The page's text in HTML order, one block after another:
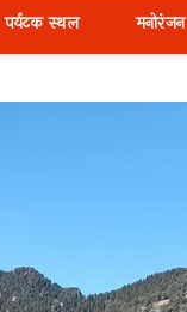
पर्यटक स्थल मनोरंजन